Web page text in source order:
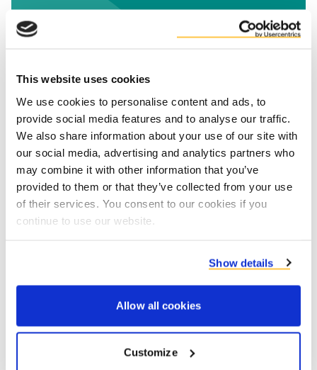
This website uses cookies
We use cookies to personalise content and ads, to
provide social media features and to analyse our traffic.
We also share information about your use of our site with
our social media, advertising and analytics partners who
may combine it with other information that you’ve
provided to them or that they’ve collected from your use
of their services. You consent to our cookies if you
continue to use our website.
Show details
Allow all cookies
Customize
Wij helpen u uw bedrijfsvoering voor
co-producten te verbeteren
Waardeoptimalisatie
ontwikkelen: samen zorgen wij ervoor